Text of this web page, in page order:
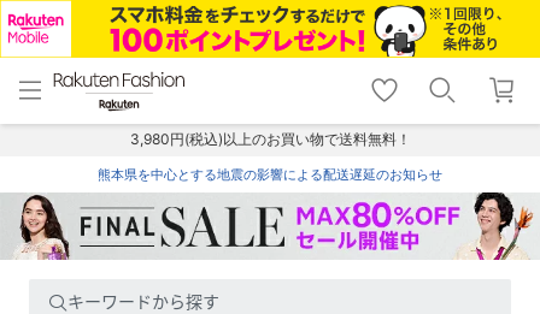
menu home
トップ
shopping_cart lock_outline
ログイン
3,980円(税込)以上のお買い物で送料無料！
熊本県を中心とする地震の影響による配送遅延のお知らせ
キーワードから探す